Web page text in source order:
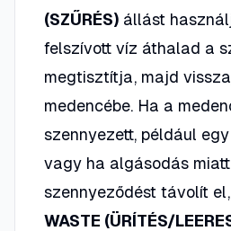
(SZŰRÉS) állást
felszívott víz áthalad a
megtisztítja, majd
medencébe. Ha a
szennyezett, például
vagy ha algásodás
szennyeződést távolít
WASTE (ÜRÍTÉS/